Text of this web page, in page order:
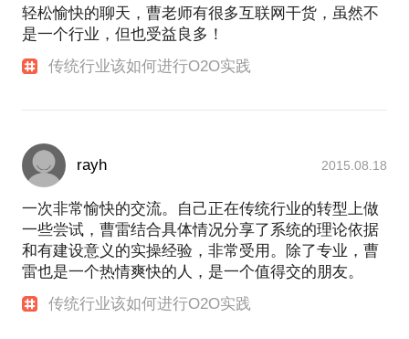
轻松愉快的聊天，曹老师有很多互联网干货，虽然不
是一个行业，但也受益良多！
传统行业该如何进行O2O实践
rayh 2015.08.18
一次非常愉快的交流。自己正在传统行业的转型上做
一些尝试，曹雷结合具体情况分享了系统的理论依据
和有建设意义的实操经验，非常受用。除了专业，曹
雷也是一个热情爽快的人，是一个值得交的朋友。
传统行业该如何进行O2O实践